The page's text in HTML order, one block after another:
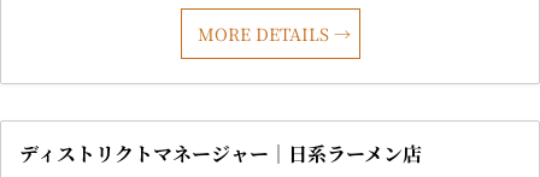
MORE DETAILS
ディストリクトマネージャー｜日系ラーメン店